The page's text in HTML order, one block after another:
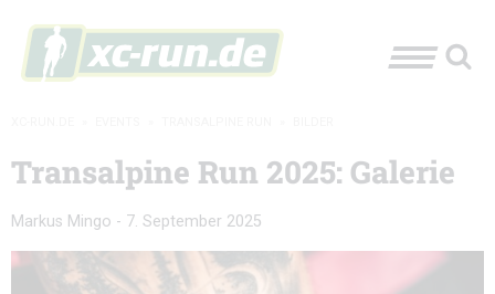
Transalpine Run 2025: Galerie
Markus Mingo - 7. September 2025